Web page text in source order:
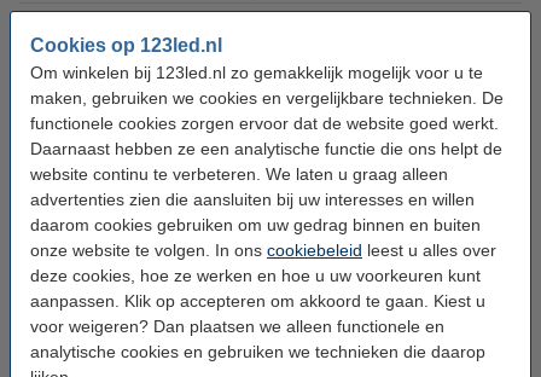
Cookies op 123led.nl
Om winkelen bij 123led.nl zo gemakkelijk mogelijk voor u te
maken, gebruiken we cookies en vergelijkbare technieken. De
functionele cookies zorgen ervoor dat de website goed werkt.
Daarnaast hebben ze een analytische functie die ons helpt de
website continu te verbeteren. We laten u graag alleen
advertenties zien die aansluiten bij uw interesses en willen
daarom cookies gebruiken om uw gedrag binnen en buiten
onze website te volgen. In ons cookiebeleid leest u alles over
deze cookies, hoe ze werken en hoe u uw voorkeuren kunt
aanpassen. Klik op accepteren om akkoord te gaan. Kiest u
voor weigeren? Dan plaatsen we alleen functionele en
analytische cookies en gebruiken we technieken die daarop
Dimbaar: Nee
Ingangsfrequentie: 50-60Hz
Afmetingen: 60 x 108 mm (bxh)
Werktemperatuur: -20 tot +40 °C
Beschermingsniveau: IP20
Branduren: 15.000 uur
Aantal: 6